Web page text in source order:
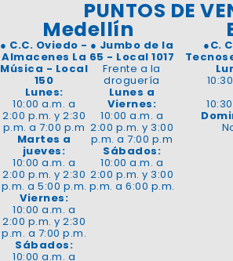
PUNTOS DE
Medellín
● C.C. Oviedo -
Almacenes La
Música - Local
150
Lunes:
10:00 a.m. a
2:00 p.m. y 2:30
p.m. a 7:00 p.m
Martes a
jueves:
10:00 a.m. a
2:00 p.m. y 2:30
p.m. a 5:00 p.m.
Viernes:
10:00 a.m. a
2:00 p.m. y 2:30
p.m. a 7:00 p.m.
Sábados:
10:00 a.m. a
● Jumbo de la
65 - Local 1017
Frente a la
droguería
Lunes a
Viernes:
10:00 a.m. a
2:00 p.m. y 3:00
p.m. a 7:00 p.m
Sábados:
10:00 a.m. a
2:00 p.m. y 3:00
p.m. a 6:00 p.m.
●C.